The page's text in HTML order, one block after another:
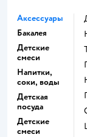
Аксессуары
Бакалея
Детские
смеси
Напитки,
соки, воды
Детская
посуда
Детские
смеси